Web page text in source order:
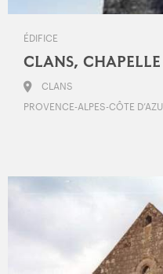
ÉDIFICE
CLANS,
CLANS
PROVENCE-ALPES-CÔTE